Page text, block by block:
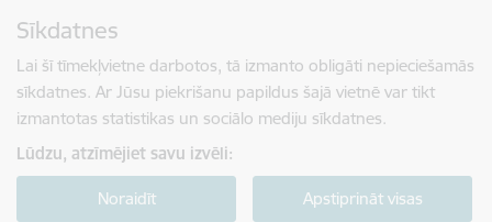
Sīkdatnes
Lai šī tīmekļvietne darbotos, tā izmanto obligāti nepieciešamās
sīkdatnes. Ar Jūsu piekrišanu papildus šajā vietnē var tikt
izmantotas statistikas un sociālo mediju sīkdatnes.
Lūdzu, atzīmējiet savu izvēli:
Noraidīt Apstiprināt visas